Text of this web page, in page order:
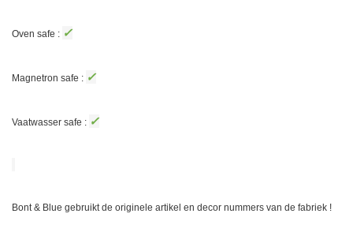
Oven safe : ✓
Magnetron safe : ✓
Vaatwasser safe : ✓
Bont & Blue gebruikt de originele artikel en decor nummers van de fabriek !